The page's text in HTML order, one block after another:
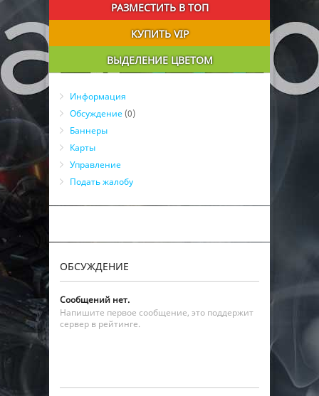
РАЗМЕСТИТЬ В ТОП
КУПИТЬ VIP
ВЫДЕЛЕНИЕ ЦВЕТОМ
Информация
Обсуждение (0)
Баннеры
Карты
Управление
Подать жалобу
ОБСУЖДЕНИЕ
Сообщений нет.
Напишите первое сообщение, это поддержит
сервер в рейтинге.